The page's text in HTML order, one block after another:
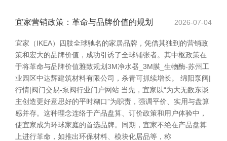
宜家营销政策：革命与品牌价值的规划 2026-07-04
宜家（IKEA）四肢全球驰名的家居品牌，凭借其独到的营销政
策和宏大的品牌价值，成功引诱了全球铺张者。其中枢政策在
于将革命与品牌价值雅致规划3M净水器_3M膜_生物酶-苏州工
业园区中达辉建筑材料有限公司，杀青可抓续增长。 绵阳泵阀|
行情|阀门交易-泵阀行业门户网站 当先，宜家以“为大无数东谈
主创造更好意思好的平时糊口”为职责，强调平价、实用与盘算
感并存。这种理念连络于产品盘算、订价政策和用户体验中，
使宜家成为环球家庭的首选品牌。同期，宜家不绝在产品盘算
上进行革命，如推出环保材料、模块化居品等，称